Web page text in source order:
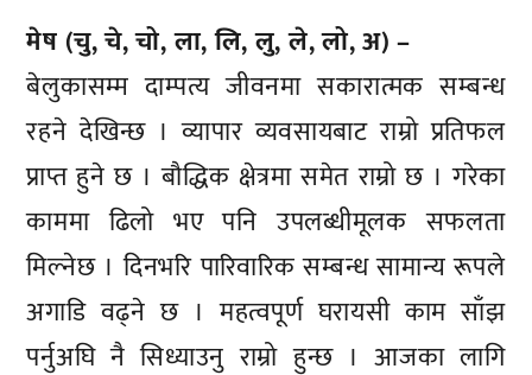
मेष (चु, चे, चो, ला, लि, लु, ले, लो, अ) –
बेलुकासम्म दाम्पत्य जीवनमा सकारात्मक सम्बन्ध
रहने देखिन्छ । व्यापार व्यवसायबाट राम्रो प्रतिफल
प्राप्त हुने छ । बौद्धिक क्षेत्रमा समेत राम्रो छ । गरेका
काममा ढिलो भए पनि उपलब्धीमूलक सफलता
मिल्नेछ । दिनभरि पारिवारिक सम्बन्ध सामान्य रूपले
अगाडि वढ्ने छ । महत्वपूर्ण घरायसी काम साँझ
पर्नुअघि नै सिध्याउनु राम्रो हुन्छ । आजका लागि